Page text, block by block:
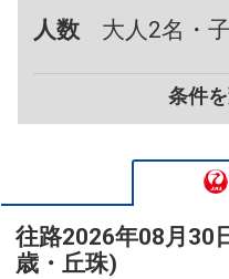
人数
大人2名・
条件
往路2026年08月30
歳・丘珠)